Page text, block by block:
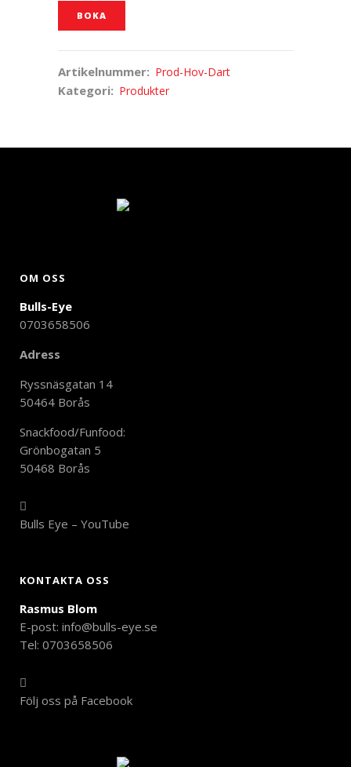
BOKA
Artikelnummer: Prod-Hov-Dart
Kategori: Produkter
OM OSS
Bulls-Eye
0703658506
Adress
Ryssnäsgatan 14
50464 Borås
Snackfood/Funfood:
Grönbogatan 5
50468 Borås
Bulls Eye – YouTube
KONTAKTA OSS
Rasmus Blom
E-post: info@bulls-eye.se
Tel: 0703658506
Följ oss på Facebook